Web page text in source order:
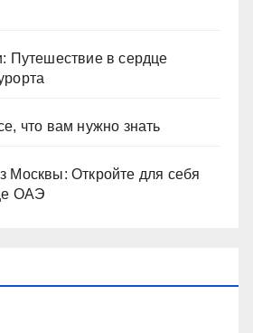
Путешествие в сердце
что вам нужно знать
Москвы: Откройте для себя
ОАЭ